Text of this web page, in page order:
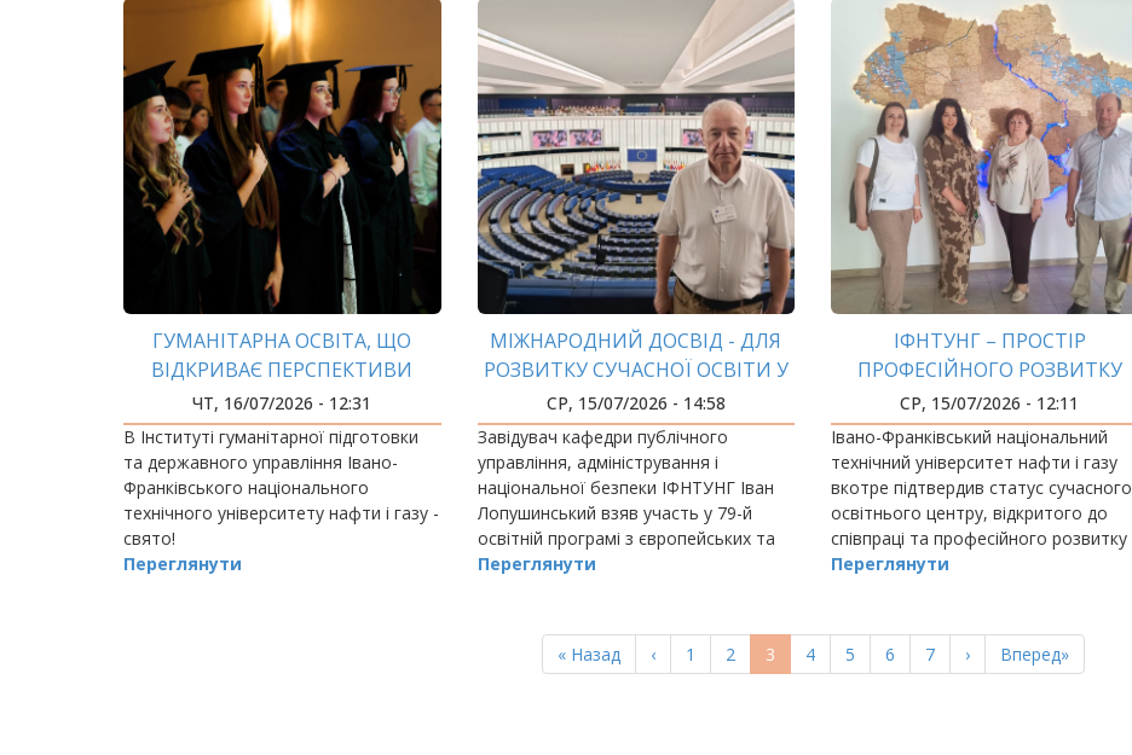
ГУМАНІТАРНА ОСВІТА, ЩО
ВІДКРИВАЄ ПЕРСПЕКТИВИ
ЧТ, 16/07/2026 - 12:31
В Інституті гуманітарної підготовки
та державного управління Івано-
Франківського національного
технічного університету нафти і газу -
свято!
Переглянути
МІЖНАРОДНИЙ ДОСВІД - ДЛЯ
РОЗВИТКУ СУЧАСНОЇ ОСВІТИ У
СФЕРІ ПУБЛІЧНОГО
УПРАВЛІННЯ
СР, 15/07/2026 - 14:58
Завідувач кафедри публічного
управління, адміністрування і
національної безпеки ІФНТУНГ Іван
Лопушинський взяв участь у 79-й
освітній програмі з європейських та
освітніх студій, що організована НУО
Переглянути
ІФНТУНГ – ПРОСТІР
ПРОФЕСІЙНОГО РОЗВИТКУ
ПЕДАГОГІВ
СР, 15/07/2026 - 12:11
Івано-Франківський національний
технічний університет нафти і газу
вкотре підтвердив статус сучасного
освітнього центру, відкритого до
співпраці та професійного розвитку
педагогічних і науково-педагогічних
Переглянути
Перша
сторінка
« Назад
Попередня
сторінка
‹ Page
1 Page
2
Поточна
сторінка
3 Page
4 Page
5 Page
6 Page
7
Наступна
сторінка
›
Остання
сторінка
Вперед»